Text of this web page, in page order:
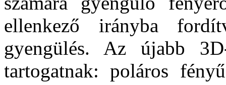
ellenkező irányba
gyengülés. Az újabb
tartogatnak: poláros